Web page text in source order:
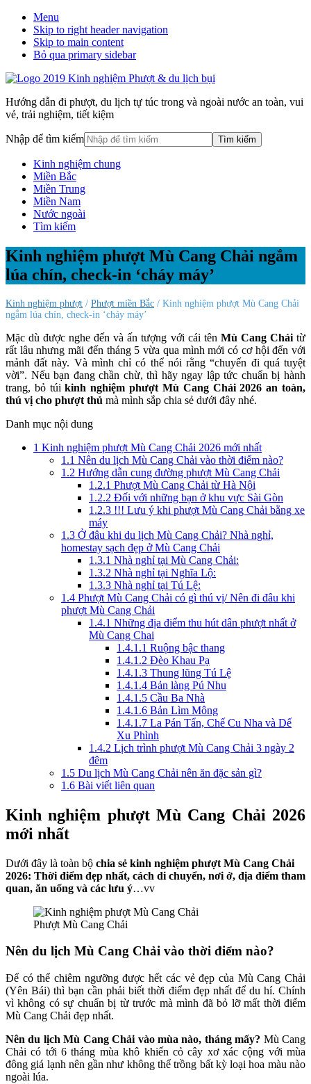
Menu
Skip to right header navigation
Skip to main content
Bỏ qua primary sidebar
Hướng dẫn đi phượt, du lịch tự túc trong và ngoài nước an toàn, vui
vẻ, trải nghiệm, tiết kiệm
Nhập để tìm kiếm
Kinh nghiệm chung
Miền Bắc
Miền Trung
Miền Nam
Nước ngoài
Tìm kiếm
Kinh nghiệm phượt Mù Cang Chải ngắm
lúa chín, check-in ‘cháy máy’
Kinh nghiệm phượt / Phượt miền Bắc / Kinh nghiệm phượt Mù Cang Chải
ngắm lúa chín, check-in ‘cháy máy’
Mặc dù được nghe đến và ấn tượng với cái tên Mù Cang Chảitừ
rất lâu nhưng mãi đến tháng 5 vừa qua mình mới có cơ hội đến với
mảnh đất này. Và mình chỉ có thể nói rằng “chuyến đi quá tuyệt
vời”. Nếu bạn đang chần chừ, thì hãy ngay lập tức chuẩn bị hành
trang, bỏ túikinh nghiệm phượt Mù Cang Chải 2026 an toàn,
thú vị cho phượt thủ mà mình sắp chia sẻ dưới đây nhé.
Danh mục nội dung
1 Kinh nghiệm phượt Mù Cang Chải 2026 mới nhất
1.1 Nên du lịch Mù Cang Chải vào thời điểm nào?
1.2 Hướng dẫn cung đường phượt Mù Cang Chải
1.2.1 Phượt Mù Cang Chải từ Hà Nội
1.2.2 Đối với những bạn ở khu vực Sài Gòn
1.2.3 !!! Lưu ý khi phượt Mù Cang Chải bằng xe
máy
1.3 Ở đâu khi du lịch Mù Cang Chải? Nhà nghỉ,
homestay sạch đẹp ở Mù Cang Chải
1.3.1 Nhà nghỉ tại Mù Cang Chải:
1.3.2 Nhà nghỉ tại Nghĩa Lộ:
1.3.3 Nhà nghỉ tại Tú Lệ:
1.4 Phượt Mù Cang Chải có gì thú vị/ Nên đi đâu khi
phượt Mù Cang Chải
1.4.1 Những địa điểm thu hút dân phượt nhất ở
Mù Cang Chai
1.4.1.1 Ruộng bậc thang
1.4.1.2 Đèo Khau Pạ
1.4.1.3 Thung lũng Tú Lệ
1.4.1.4 Bản làng Pú Nhu
1.4.1.5 Cầu Ba Nhà
1.4.1.6 Bản Lìm Mông
1.4.1.7 La Pán Tẩn, Chế Cu Nha và Dế
Xu Phình
1.4.2 Lịch trình phượt Mù Cang Chải 3 ngày 2
đêm
1.5 Du lịch Mù Cang Chải nên ăn đặc sản gì?
1.6 Bài viết liên quan
Kinh nghiệm phượt Mù Cang Chải 2026
mới nhất
Dưới đây là toàn bộ chia sẻ kinh nghiệm phượt Mù Cang Chải
2026: Thời điểm đẹp nhất, cách di chuyển, nơi ở, địa điểm tham
quan, ăn uống và các lưu ý…vv
Phượt Mù Cang Chải
Nên du lịch Mù Cang Chải vào thời điểm nào?
Để có thể chiêm ngưỡng được hết các vẻ đẹp của Mù Cang Chải
(Yên Bái) thì bạn cần phải biết thời điểm đẹp nhất để du hí. Chính
vì không có sự chuẩn bị từ trước mà mình đã bỏ lỡ mất thời điểm
Mù Cang Chải đẹp nhất.
Nên du lịch Mù Cang Chải vào mùa nào, tháng mấy? Mù Cang
Chải có tới 6 tháng mùa khô khiến cỏ cây xơ xác cộng với mùa
đông giá lạnh nên gần như không thể trồng bất kỳ loại hoa màu nào
ngoài lúa.